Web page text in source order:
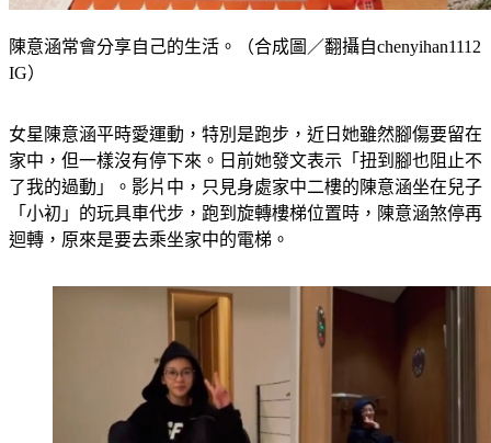
陳意涵常會分享自己的生活。（合成圖／翻攝自chenyihan1112
IG）
女星陳意涵平時愛運動，特別是跑步，近日她雖然腳傷要留在
家中，但一樣沒有停下來。日前她發文表示「扭到腳也阻止不
了我的過動」。影片中，只見身處家中二樓的陳意涵坐在兒子
「小初」的玩具車代步，跑到旋轉樓梯位置時，陳意涵煞停再
迴轉，原來是要去乘坐家中的電梯。